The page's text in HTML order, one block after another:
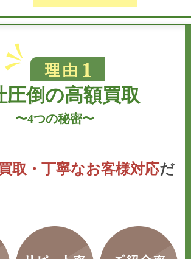
圧倒の高額買取
〜4つの秘密〜
取・丁寧なお客様対応だ